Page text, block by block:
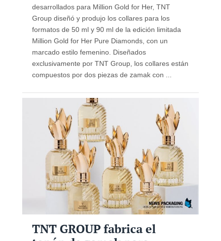
desarrollados para Million Gold for Her, TNT
Group diseñó y produjo los collares para los
formatos de 50 ml y 90 ml de la edición limitada
Million Gold for Her Pure Diamonds, con un
marcado estilo femenino. Diseñados
exclusivamente por TNT Group, los collares están
compuestos por dos piezas de zamak con ...
TNT GROUP fabrica el